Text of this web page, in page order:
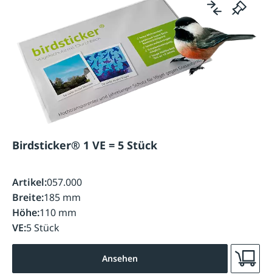
Birdsticker® 1 VE = 5 Stück
Artikel:057.000
Breite:185 mm
Höhe:110 mm
VE:5 Stück
Ansehen